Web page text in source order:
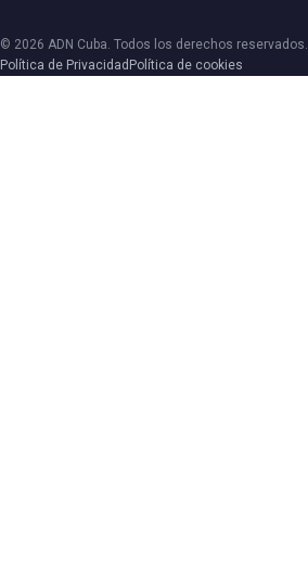
© 2026 ADN Cuba. Todos los derechos reservados.
Política de Privacidad Política de cookies